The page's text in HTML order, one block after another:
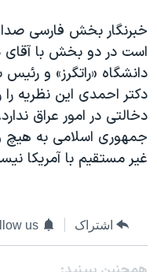
اسرائیل در جنگ
گالری عکس
آرشیو پخش زنده
ورزش زنان در ایران
اعتراضات زن، زندگی، آزادی
مجموعه مستندهای
تریبونال مردمی آبان ۹۸
دادگاه حمید نوری
قانون شفافیت دارائی کادر
اعتراضات مردمی آبان ۹۸
زبانهای مختلف
خبرنگار بخش فارسی
است در دو بخش با آقای
دانشگاه «راتگرز» و
دکتر احمدی اين نظريه
دخالتی در امور عراق
جمهوری اسلامی به هيچ
غير مستقيم با آمريکا
اشتراک us